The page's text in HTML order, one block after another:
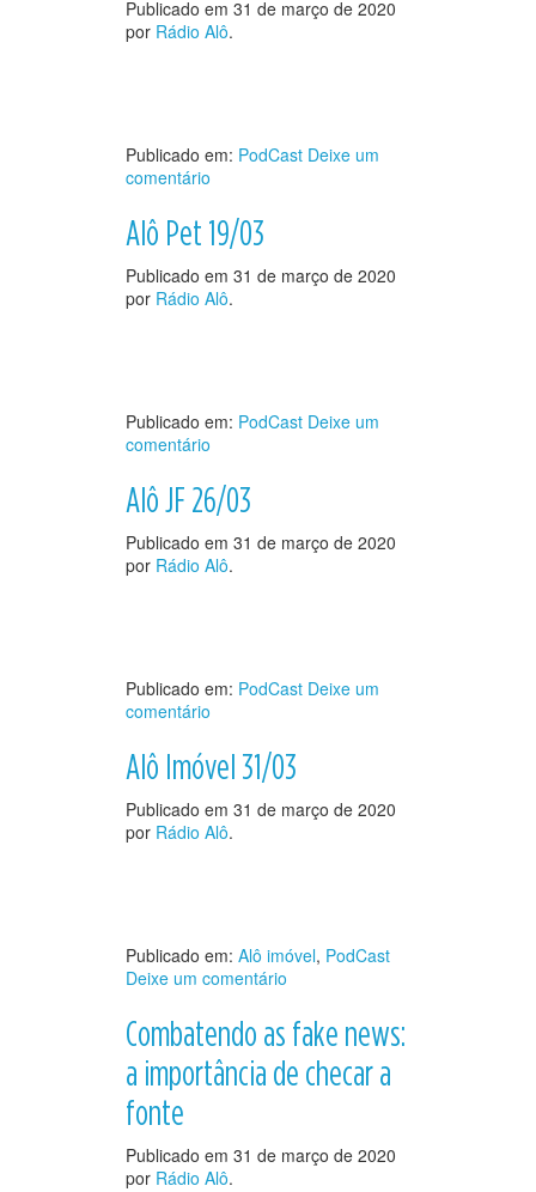
Publicado em 31 de março de 2020
por Rádio Alô.
Publicado em: PodCast Deixe um
comentário
Alô Pet 19/03
Publicado em 31 de março de 2020
por Rádio Alô.
Publicado em: PodCast Deixe um
comentário
Alô JF 26/03
Publicado em 31 de março de 2020
por Rádio Alô.
Publicado em: PodCast Deixe um
comentário
Alô Imóvel 31/03
Publicado em 31 de março de 2020
por Rádio Alô.
Publicado em: Alô imóvel, PodCast
Deixe um comentário
Combatendo as fake news:
a importância de checar a
fonte
Publicado em 31 de março de 2020
por Rádio Alô.